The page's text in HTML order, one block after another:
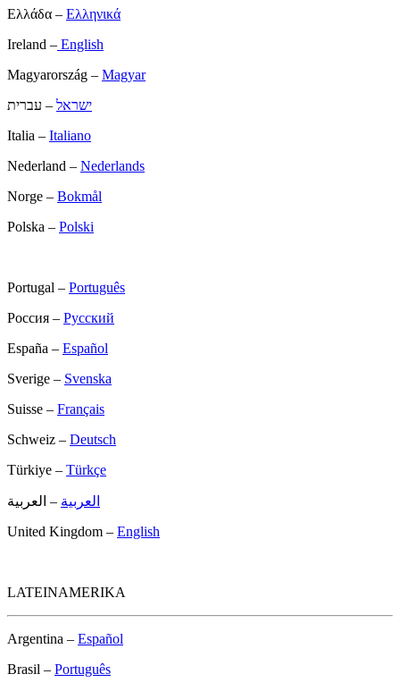
Ελλάδα – Ελληνικά
Ireland – English
Magyarország – Magyar
ישראל – עברית
Italia – Italiano
Nederland – Nederlands
Norge – Bokmål
Polska – Polski
Portugal – Português
Россия – Русский
España – Español
Sverige – Svenska
Suisse – Français
Schweiz – Deutsch
Türkiye – Türkçe
العربية – العربية
United Kingdom – English
LATEINAMERIKA
Argentina – Español
Brasil – Português